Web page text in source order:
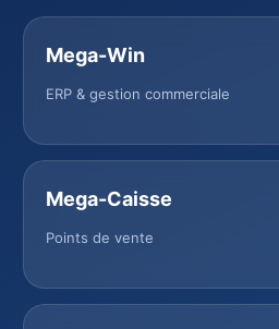
Mega-Win
ERP & gestion commerciale
Mega-Caisse
Points de vente